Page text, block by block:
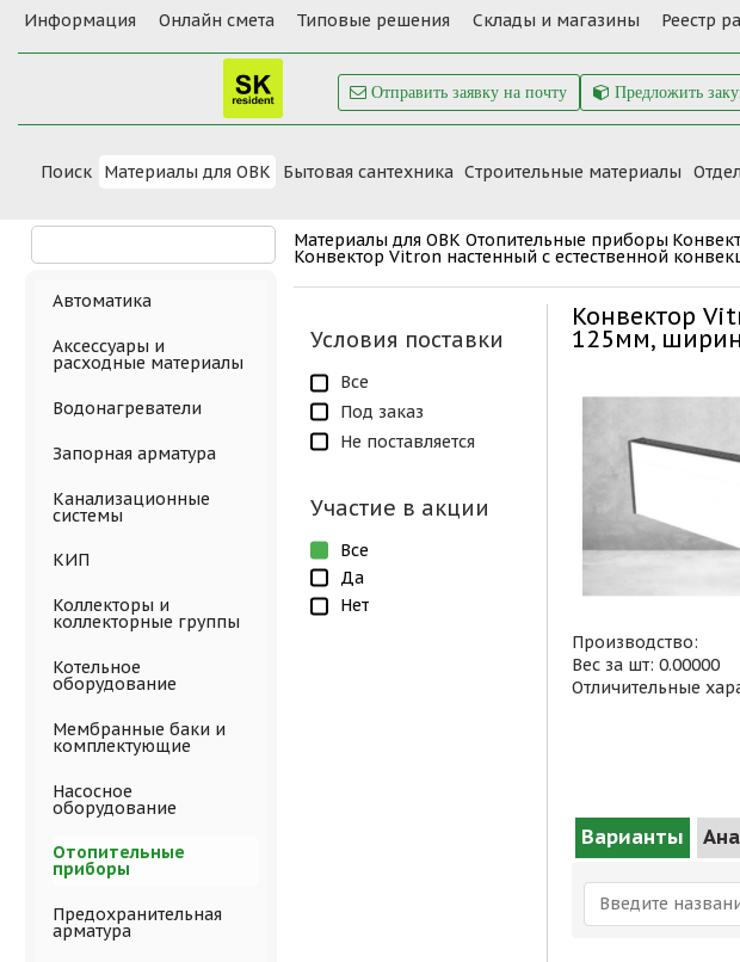
Информация Онлайн смета Типовые решения Склады и магазины Реестр
Отправить заявку на почту Предложить
Поиск Материалы для ОВК Бытовая сантехника Cтроительные материалы
Материалы для ОВК Отопительные приборы
Конвектор Vitron настенный с естественной
Условия поставки
Все
Под заказ
Не поставляется
Участие в акции
Все
Да
Нет
Конвектор
125мм,
Производство:
Вес за шт: 0.00000
Отличительные
Варианты
Автоматика
Аксессуары и
расходные материалы
Водонагреватели
Запорная арматура
Канализационные
системы
КИП
Коллекторы и
коллекторные группы
Котельное
оборудование
Мембранные баки и
комплектующие
Насосное
оборудование
Отопительные
приборы
Предохранительная
арматура